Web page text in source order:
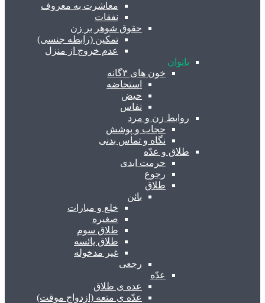
معاشرت به معروف
نفقات
حقوق شوهر بر زن
تمکین (رابطه جنسی)
عدم خروج از منزل
بانوان
خون های ۳گانه
استحاضه
حیض
نفاس
روابط زن و مرد
حجاب و پوشش
نگاه و تماس بدنی
طلاق و عدّه
حرمت ابدی
رجوع
طلاق
بائن
خلع و مبارات
صغیره
طلاق سوم
طلاق یائسه
غیر مدخوله
رجعی
عدّه
عده ی طلاق
عدّه ی متعه (ازدواج موقت)